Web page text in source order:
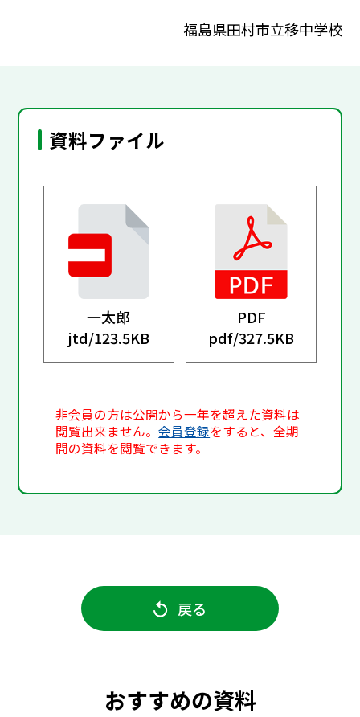
福島県田村市立移中学校
資料ファイル
一太郎
jtd/123.5KB
PDF
pdf/327.5KB
非会員の方は公開から一年を超えた資料は
閲覧出来ません。会員登録をすると、全期
間の資料を閲覧できます。
戻る
おすすめの資料